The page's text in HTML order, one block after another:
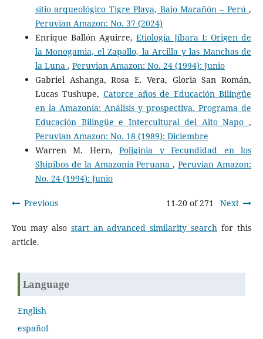
sitio arqueológico Tigre Playa, Bajo Marañón – Perú,
Peruvian Amazon: No. 37 (2024)
Enrique Ballón Aguirre,Etiología Jíbara I: Origen de
la Monogamia, el Zapallo, la Arcilla y las Manchas de
la Luna , Peruvian Amazon: No. 24 (1994): Junio
Gabriel Ashanga, Rosa E. Vera, Gloria San Román,
Lucas Tushupe, Catorce años de Educación Bilingüe
en la Amazonía: Análisis y prospectiva. Programa de
Educación Bilingüe e Intercultural del Alto Napo,
Peruvian Amazon: No. 18 (1989): Diciembre
Warren M. Hern,Poliginia y Fecundidad en los
Shipibos de la Amazonía Peruana,Peruvian Amazon:
No. 24 (1994): Junio
Previous 11-20 of 271 Next
You may also start an advanced similarity search for this
article.
Language
English
español